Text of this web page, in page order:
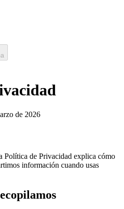
de 2026
de Privacidad explica cómo
información cuando usas